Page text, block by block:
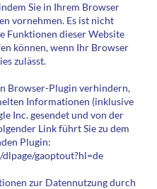
Sie in Ihrem Browser
vornehmen. Es ist nicht
Funktionen dieser Website
können, wenn Ihr Browser
zulässt.
Browser-Plugin verhindern,
Informationen (inklusive
Inc. gesendet und von der
Link führt Sie zu dem
Plugin:
gaoptout?hl=de
zur Datennutzung durch